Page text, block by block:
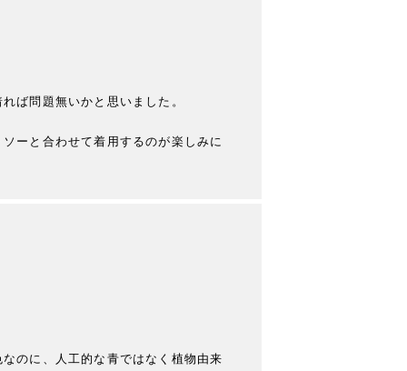
ば問題無いかと思いました。
ーと合わせて着用するのが楽しみに
のに、人工的な青ではなく植物由来